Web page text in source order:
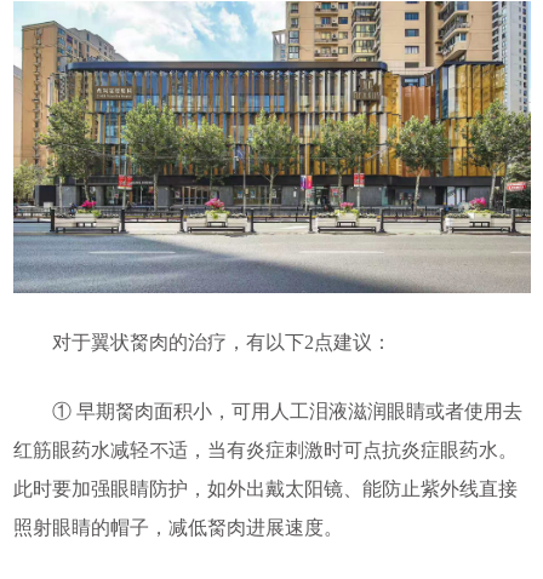
对于翼状胬肉的治疗，有以下2点建议：
① 早期胬肉面积小，可用人工泪液滋润眼睛或者使用去
红筋眼药水减轻不适，当有炎症刺激时可点抗炎症眼药水。
此时要加强眼睛防护，如外出戴太阳镜、能防止紫外线直接
照射眼睛的帽子，减低胬肉进展速度。